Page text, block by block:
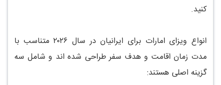
کنید.
انواع ویزای امارات برای ایرانیان در سال ۲۰۲۶ متناسب با
مدت زمان اقامت و هدف سفر طراحی شده اند و شامل سه
گزینه اصلی هستند: